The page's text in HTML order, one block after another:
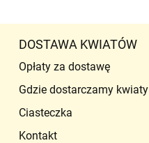
DOSTAWA KWIATÓW
Opłaty za dostawę
Gdzie dostarczamy kwiaty
Ciasteczka
Kontakt